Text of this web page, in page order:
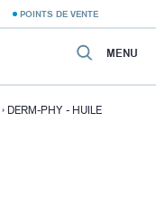
POINTS DE VENTE
MENU
› DERM-PHY - HUILE